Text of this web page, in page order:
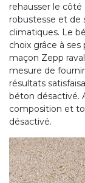
rehausser le
robustesse et de
climatiques. Le
choix grâce à
maçon Zepp
mesure de
résultats
béton désactivé.
composition et
désactivé.